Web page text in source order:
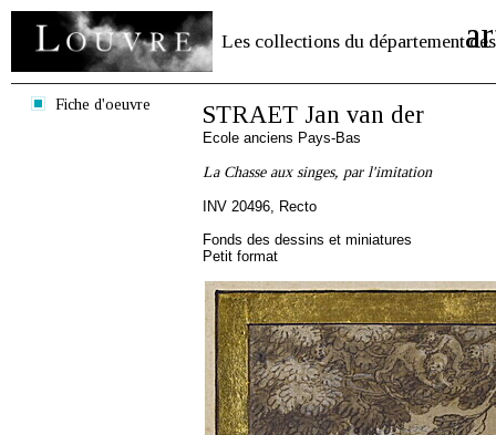
Les collections du département des
Fiche d'oeuvre STRAET Jan van der
Ecole anciens Pays-Bas
La Chasse aux singes, par l'imitation
INV 20496, Recto
Fonds des dessins et miniatures
Petit format